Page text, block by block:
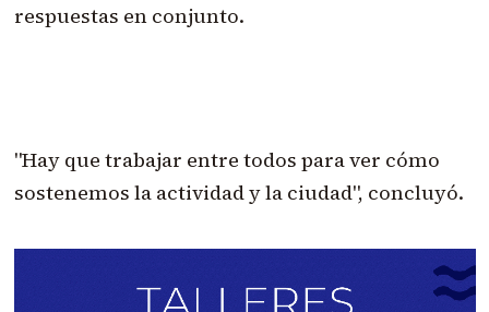
respuestas en conjunto.
"Hay que trabajar entre todos para ver cómo
sostenemos la actividad y la ciudad", concluyó.